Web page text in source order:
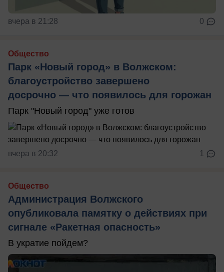
вчера в 21:28 0
Общество
Парк «Новый город» в Волжском:
благоустройство завершено
досрочно — что появилось для горожан
Парк "Новый город" уже готов
вчера в 20:32 1
Общество
Администрация Волжского
опубликовала памятку о действиях при
сигнале «Ракетная опасность»
В укратие пойдем?